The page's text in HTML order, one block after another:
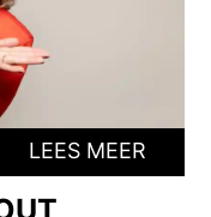
LEES MEER